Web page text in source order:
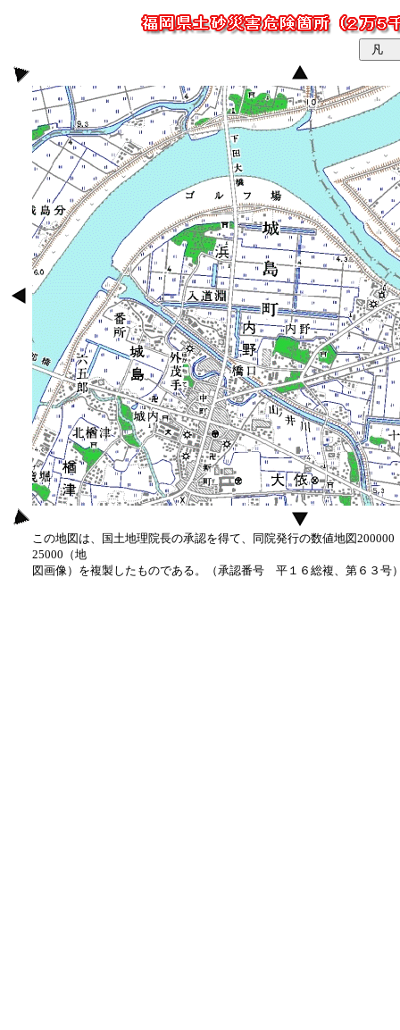
この地図は、国土地理院長の承認を得て、同院発行の数値地図
25000（地
図画像）を複製したものである。（承認番号 平１６総複、第６３号